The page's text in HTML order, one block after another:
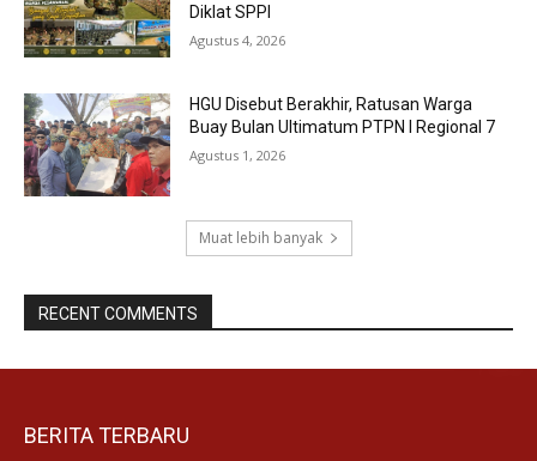
Diklat SPPI
Agustus 4, 2026
HGU Disebut Berakhir, Ratusan Warga
Buay Bulan Ultimatum PTPN I Regional 7
Agustus 1, 2026
Muat lebih banyak
RECENT COMMENTS
BERITA TERBARU